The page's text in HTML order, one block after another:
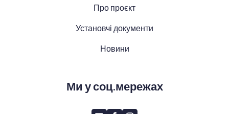
Про проєкт
Установчі документи
Новини
Ми у соц.мережах